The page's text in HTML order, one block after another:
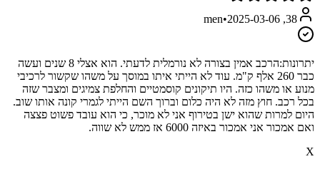
38, men
•2025-03-06
יתרונות:
הרכב אמין בצורה לא נורמלית לדעתי. הוא אצלי 8 שנים ועשה
כבר 260 אלף ק"מ. עוד לא הייתי איתו במוסך על משהו שקשור לרכיבי
מנוע או משהו כזה. היו תיקונים קוסמטיים והחלפת צמיגים ומצבר שזה
בכל רכב. חוץ מזה לא היה כלום וברוך השם הייתי לגמרי קונה אותו שוב.
היום למרות שהוא ישן בטירוף אני לא מוכר, כי הוא עובד פשוט פצצה
ואם אמכור אני אמכור באיזה 6000 אז ממש לא שווה.
X